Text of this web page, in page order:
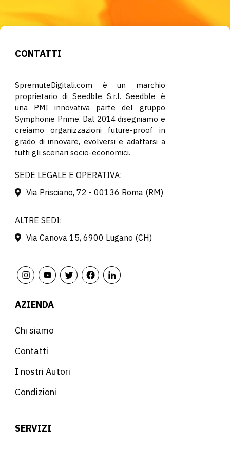
CONTATTI
SpremuteDigitali.com è un marchio
proprietario di Seedble S.r.l. Seedble è
una PMI innovativa parte del gruppo
Symphonie Prime. Dal 2014 disegniamo e
creiamo organizzazioni future-proof in
grado di innovare, evolversi e adattarsi a
tutti gli scenari socio-economici.
SEDE LEGALE E OPERATIVA:
Via Prisciano, 72 - 00136 Roma (RM)
ALTRE SEDI:
Via Canova 15, 6900 Lugano (CH)
AZIENDA
Chi siamo
Contatti
I nostri Autori
Condizioni
SERVIZI